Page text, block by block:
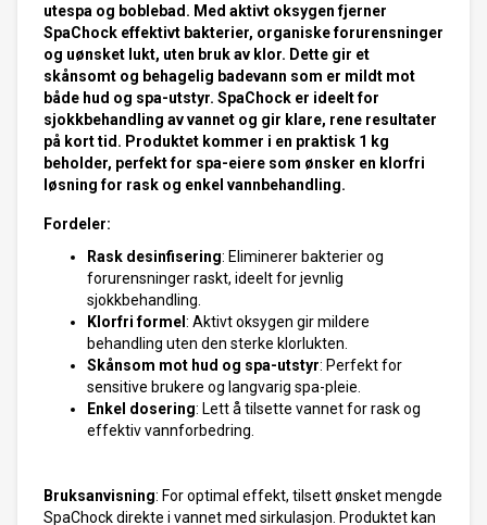
utespa og boblebad. Med aktivt oksygen fjerner
SpaChock effektivt bakterier, organiske forurensninger
og uønsket lukt, uten bruk av klor. Dette gir et
skånsomt og behagelig badevann som er mildt mot
både hud og spa-utstyr. SpaChock er ideelt for
sjokkbehandling av vannet og gir klare, rene resultater
på kort tid. Produktet kommer i en praktisk 1 kg
beholder, perfekt for spa-eiere som ønsker en klorfri
løsning for rask og enkel vannbehandling.
Fordeler:
Rask desinfisering: Eliminerer bakterier og
forurensninger raskt, ideelt for jevnlig
sjokkbehandling.
Klorfri formel : Aktivt oksygen gir mildere
behandling uten den sterke klorlukten.
Skånsom mot hud og spa-utstyr: Perfekt for
sensitive brukere og langvarig spa-pleie.
Enkel dosering: Lett å tilsette vannet for rask og
effektiv vannforbedring.
Bruksanvisning: For optimal effekt, tilsett ønsket mengde
SpaChock direkte i vannet med sirkulasjon. Produktet kan